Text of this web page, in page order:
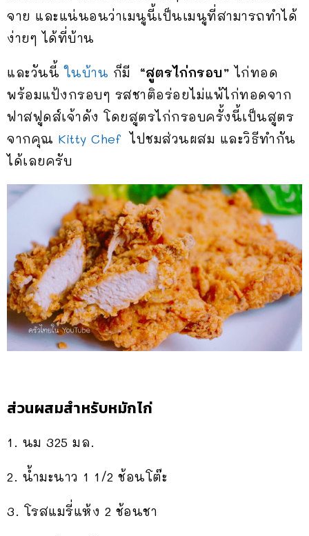
จาย และแน่นอนว่าเมนูนี้เป็นเมนูที่สามารถทำได้
ง่ายๆ ได้ที่บ้าน
และวันนี้ในบ้าน ก็มี “สูตรไก่กรอบ” ไก่ทอด
พร้อมแป้งกรอบๆ รสชาติอร่อยไม่แพ้ไก่ทอดจาก
ฟาสฟูดส์เจ้าดัง โดยสูตรไก่กรอบครั้งนี้เป็นสูตร
จากคุณ Kitty Chef ไปชมส่วนผสม และวิธีทำกัน
ได้เลยครับ
ส่วนผสมสำหรับหมักไก่
1. นม 325 มล.
2. น้ำมะนาว 1 1/2 ช้อนโต๊ะ
3. โรสแมรี่แห้ง 2 ช้อนชา